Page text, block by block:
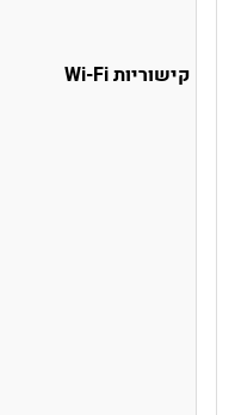
קישוריות Wi-Fi